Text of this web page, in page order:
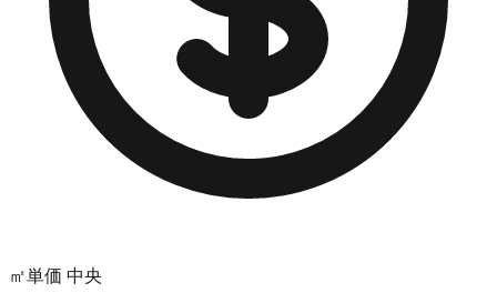
㎡単価 中央